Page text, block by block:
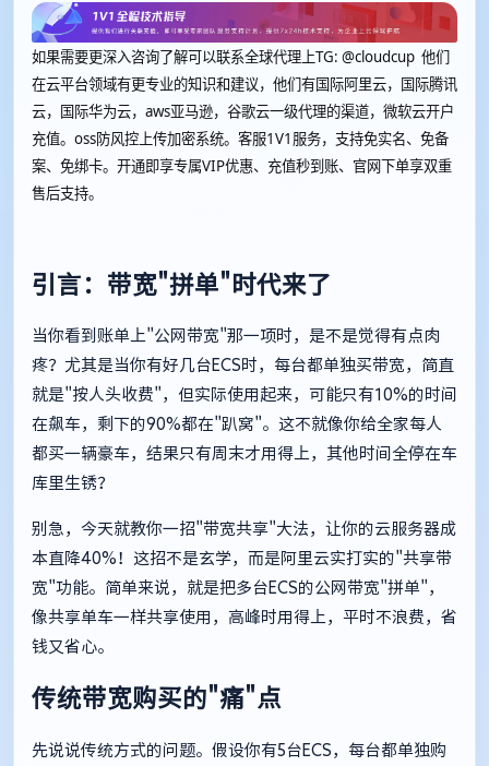
如果需要更深入咨询了解可以联系全球代理上TG: @cloudcup 他们
在云平台领域有更专业的知识和建议，他们有国际阿里云，国际腾讯
云，国际华为云，aws亚马逊，谷歌云一级代理的渠道，微软云开户
充值。oss防风控上传加密系统。客服1V1服务，支持免实名、免备
案、免绑卡。开通即享专属VIP优惠、充值秒到账、官网下单享双重
售后支持。
引言：带宽"拼单"时代来了
当你看到账单上"公网带宽"那一项时，是不是觉得有点肉
疼？尤其是当你有好几台ECS时，每台都单独买带宽，简直
就是"按人头收费"，但实际使用起来，可能只有10%的时间
在飙车，剩下的90%都在"趴窝"。这不就像你给全家每人
都买一辆豪车，结果只有周末才用得上，其他时间全停在车
库里生锈？
别急，今天就教你一招"带宽共享"大法，让你的云服务器成
本直降40%！这招不是玄学，而是阿里云实打实的"共享带
宽"功能。简单来说，就是把多台ECS的公网带宽"拼单"，
像共享单车一样共享使用，高峰时用得上，平时不浪费，省
钱又省心。
传统带宽购买的"痛"点
先说说传统方式的问题。假设你有5台ECS，每台都单独购